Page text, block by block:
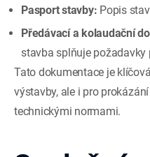
Pasport stavby: Popis
Předávací a kolaudační
stavba splňuje požadavky
Tato dokumentace je
výstavby, ale i pro
technickými normami.